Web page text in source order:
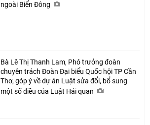
ngoài Biển Đông
Bà Lê Thị Thanh Lam, Phó trưởng đoàn
chuyên trách Đoàn Đại biểu Quốc hội TP Cần
Thơ, góp ý về dự án Luật sửa đổi, bổ sung
một số điều của Luật Hải quan